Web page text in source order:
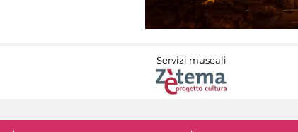
Servizi museali